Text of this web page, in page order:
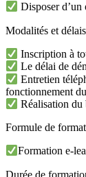
Disposer
Modalités et
Inscription à
Le délai de
Entretien
fonctionnement
Réalisation du
Formule de
Formation e-
Durée de